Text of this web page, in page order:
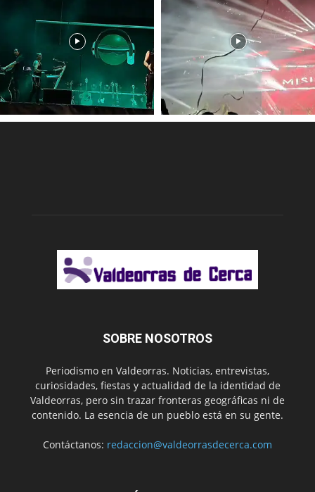
SOBRE NOSOTROS
Periodismo en Valdeorras. Noticias, entrevistas,
curiosidades, fiestas y actualidad de la identidad de
Valdeorras, pero sin trazar fronteras geográficas ni de
contenido. La esencia de un pueblo está en su gente.
Contáctanos: redaccion@valdeorrasdecerca.com